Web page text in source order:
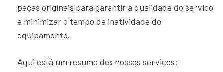
peças originais para garantir a qualidade do serviço
e minimizar o tempo de inatividade do
equipamento.
Aqui está um resumo dos nossos serviços: